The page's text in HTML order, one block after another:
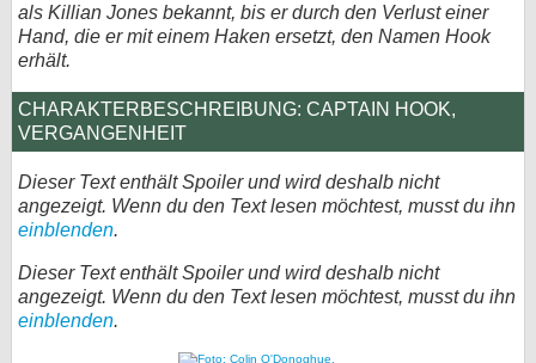
als Killian Jones bekannt, bis er durch den Verlust einer
Hand, die er mit einem Haken ersetzt, den Namen Hook
erhält.
CHARAKTERBESCHREIBUNG: CAPTAIN HOOK,
VERGANGENHEIT
Dieser Text enthält Spoiler und wird deshalb nicht
angezeigt. Wenn du den Text lesen möchtest, musst du ihn
einblenden.
Dieser Text enthält Spoiler und wird deshalb nicht
angezeigt. Wenn du den Text lesen möchtest, musst du ihn
einblenden.
bei X
Nutzungsbedingungen
Cookie-Einstellungen
Impressum